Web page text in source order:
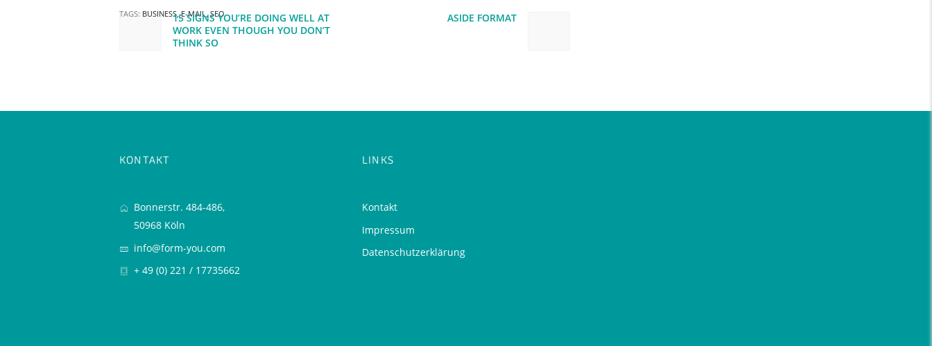
TAGS: BUSINESS,E-MAIL,SEO
Previous post:
15 SIGNS YOU’RE DOING WELL AT
WORK EVEN THOUGH YOU DON’T
THINK SO
ASIDE FORMAT
KONTAKT
Bonnerstr. 484-486,
50968 Köln
info@form-you.com
+ 49 (0) 221 / 17735662
LINKS
Kontakt
Impressum
Datenschutzerklärung